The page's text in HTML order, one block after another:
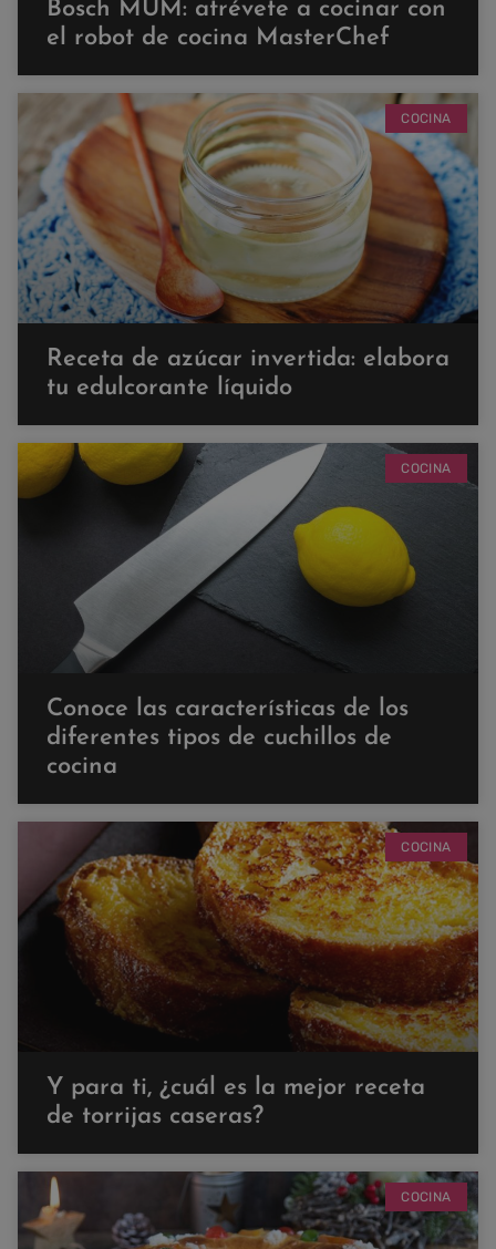
Bosch MUM: atrévete a cocinar con
el robot de cocina MasterChef
COCINA
Receta de azúcar invertida: elabora
tu edulcorante líquido
COCINA
Conoce las características de los
diferentes tipos de cuchillos de
cocina
COCINA
Y para ti, ¿cuál es la mejor receta
de torrijas caseras?
COCINA